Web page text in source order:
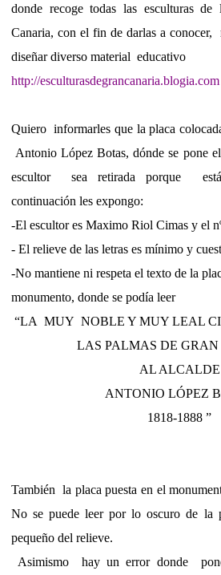
donde recoge todas las esculturas
Canaria, con el fin de darlas a conocer,
diseñar diverso material educativo
http://esculturasdegrancanaria.blogia.com
Quiero informarles que la placa
Antonio López Botas, dónde se pone
escultor
sea retirada porque
continuación les expongo:
-El escultor es Maximo Riol Cimas y el
- El relieve de las letras es mínimo y
-No mantiene ni respeta el texto de la
monumento, donde se podía leer
“LA MUY NOBLE Y MUY LEAL
LAS PALMAS DE
AL ALCALDE
ANTONIO LÓPEZ
1818-1888 ”
También
la placa puesta en el
No se puede leer por lo oscuro de la
pequeño del relieve.
Asimismo
hay un error donde